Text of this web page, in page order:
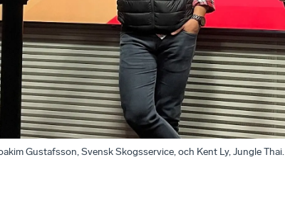
Gustafsson, Svensk Skogsservice, och Kent Ly, Jungle Thai.